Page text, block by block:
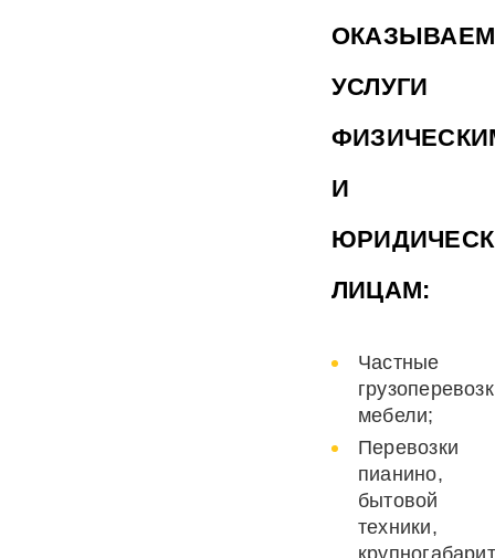
ОКАЗЫВАЕМ
УСЛУГИ
И
ЛИЦАМ:
Частные
мебели;
Перевозки
пианино,
бытовой
техники,